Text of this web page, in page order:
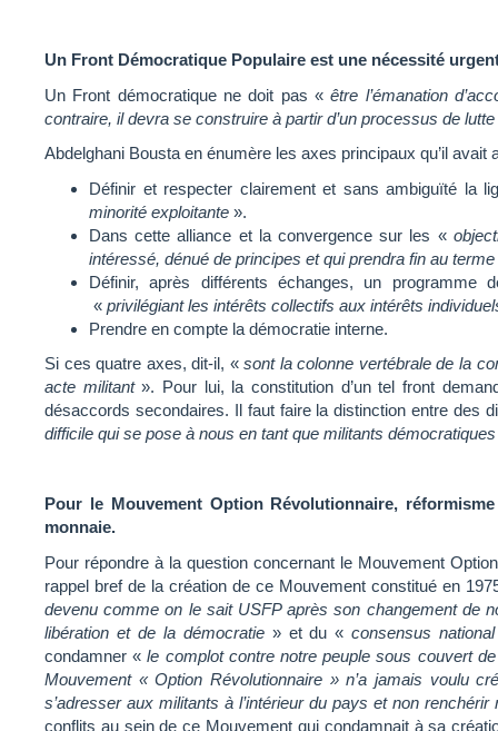
Un Front Démocratique Populaire est une nécessité
Un Front démocratique ne doit pas «être l’émanation
contraire, il devra se construire à partir d’un processus de
Abdelghani Bousta en énumère les axes principaux qu’il
Définir et respecter clairement et sans ambiguïté la
minorité exploitante ».
Dans cette alliance et la convergence sur les «
intéressé, dénué de principes et qui prendra fin au
Définir, après différents échanges, un
« privilégiant les intérêts collectifs aux intérêts
Prendre en compte la démocratie interne.
Si ces quatre axes, dit-il, «sont la colonne vertébrale de la
acte militant». Pour lui, la constitution d’un tel front
désaccords secondaires. Il faut faire la distinction entre des
difficile qui se pose à nous en tant que militants
Pour le Mouvement Option Révolutionnaire,
monnaie.
Pour répondre à la question concernant le Mouvement
rappel bref de la création de ce Mouvement constitué en
devenu comme on le sait USFP après son changement de
libération et de la démocratie» et du «consensus
condamner « le complot contre notre peuple sous couvert
Mouvement « Option Révolutionnaire » n’a jamais voulu
s’adresser aux militants à l’intérieur du pays et non
conflits au sein de ce Mouvement qui condamnait à sa